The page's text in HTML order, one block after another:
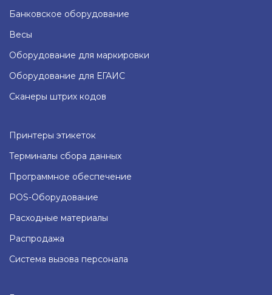
Банковское оборудование
Весы
Оборудование для маркировки
Оборудование для ЕГАИС
Сканеры штрих кодов
Принтеры этикеток
Терминалы сбора данных
Программное обеспечение
POS-Оборудование
Расходные материалы
Распродажа
Система вызова персонала